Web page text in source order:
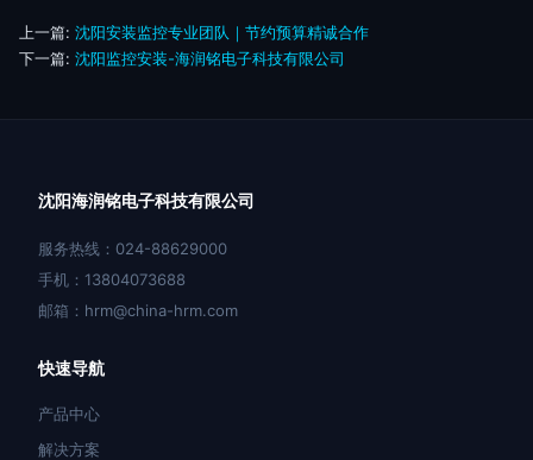
上一篇: 沈阳安装监控专业团队｜节约预算精诚合作
下一篇: 沈阳监控安装-海润铭电子科技有限公司
沈阳海润铭电子科技有限公司
服务热线：024-88629000
手机：13804073688
邮箱：hrm@china-hrm.com
快速导航
产品中心
解决方案